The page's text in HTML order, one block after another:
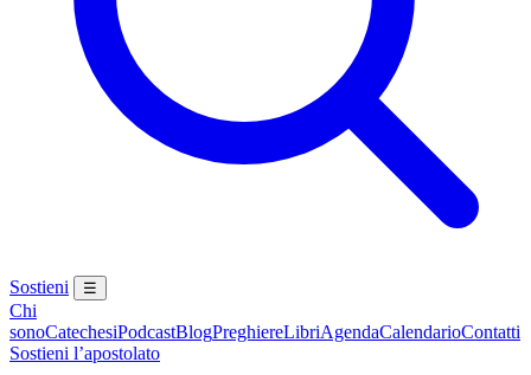
Sostieni ☰
Chi
sonoCatechesiPodcastBlogPreghiereLibriAgendaCalendarioContatti
Sostieni l’apostolato